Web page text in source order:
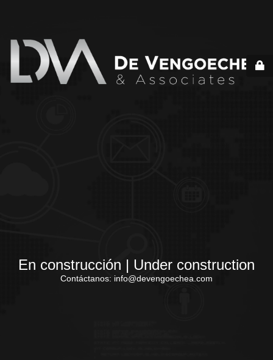
En construcción | Under construction
Contáctanos: info@devengoechea.com